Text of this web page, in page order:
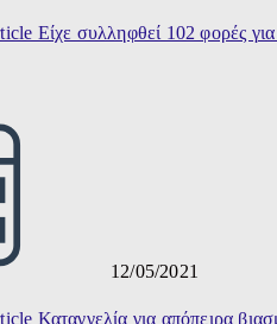
12/05/2021